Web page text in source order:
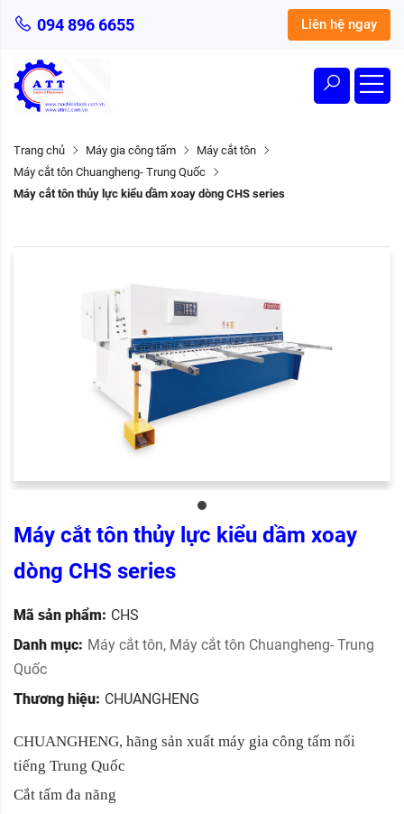
094 896 6655 Liên hệ ngay
Trang chủ Máy gia công tấm
Máy cắt tôn
Máy cắt tôn Chuangheng- Trung Quốc
Máy cắt tôn thủy lực kiểu dầm xoay dòng CHS series
Máy cắt tôn thủy lực kiểu dầm xoay
dòng CHS series
Mã sản phẩm: CHS
Danh mục: Máy cắt tôn, Máy cắt tôn Chuangheng- Trung
Quốc
Thương hiệu: CHUANGHENG
CHUANGHENG, hãng sản xuất máy gia công tấm nổi
tiếng Trung Quốc
Cắt tấm đa năng